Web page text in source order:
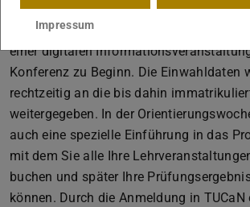
Orientierungswoche für Bachelor-, für
um 16.00 Uhr. Die O-Woche wird hybrid
einer digitalen
Konferenz zu Beginn. Die Einwahldaten
rechtzeitig an die bis dahin
weitergegeben. In der
auch eine spezielle Einführung in das
mit dem Sie alle Ihre
buchen und später Ihre
können. Durch die Anmeldung in TUCaN
Impressum